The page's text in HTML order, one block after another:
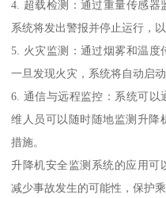
4. 超载检测：通过重量传感器
系统将发出警报并停止运行，
5. 火灾监测：通过烟雾和温度
一旦发现火灾，系统将自动启
6. 通信与远程监控：系统可以
维人员可以随时随地监测升降
措施。
升降机安全监测系统的应用可
减少事故发生的可能性，保护